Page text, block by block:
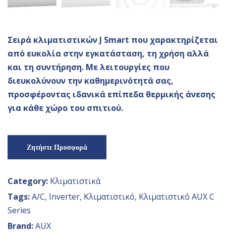
Σειρά κλιματιστικών J Smart που χαρακτηρίζεται
από ευκολία στην εγκατάσταση, τη χρήση αλλά
και τη συντήρηση. Με λειτουργίες που
διευκολύνουν την καθημερινότητά σας,
προσφέροντας ιδανικά επίπεδα θερμικής άνεσης
για κάθε χώρο του σπιτιού.
Ζητήστε Προσφορά
Category: Κλιματιστικά
Tags:A/C, Inverter, Κλιματιστικό, Κλιματιστικό AUX C
Series
Brand:AUX